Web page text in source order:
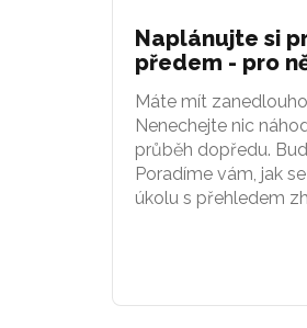
Naplánujte si
předem - pro
Máte mít
Nenechejte nic
průběh dopředu.
Poradíme vám, jak
úkolu s přehledem